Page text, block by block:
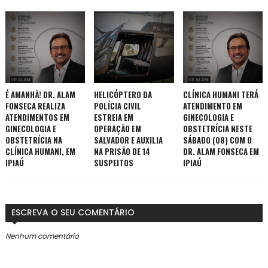
É AMANHÃ! DR. ALAM
FONSECA REALIZA
ATENDIMENTOS EM
GINECOLOGIA E
OBSTETRÍCIA NA
CLÍNICA HUMANI, EM
IPIAÚ
HELICÓPTERO DA
POLÍCIA CIVIL
ESTREIA EM
OPERAÇÃO EM
SALVADOR E AUXILIA
NA PRISÃO DE 14
SUSPEITOS
CLÍNICA HUMANI TERÁ
ATENDIMENTO EM
GINECOLOGIA E
OBSTETRÍCIA NESTE
SÁBADO (08) COM O
DR. ALAM FONSECA EM
IPIAÚ
ESCREVA O SEU COMENTÁRIO
Nenhum comentário